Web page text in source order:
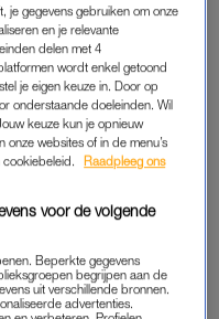
privébeelden kunnen
op een adres waar
kinderkamer in kon
van een wifi-/IP-camera.
moet je meestal
je gegevens gebruiken om onze
en je relevante
delen met 4
wordt enkel getoond
je eigen keuze in. Door op
onderstaande doeleinden. Wil
keuze kun je opnieuw
onze websites of in de menu’s
cookiebeleid.
Raadpleeg ons
voor de volgende
Beperkte gegevens
begrijpen aan de
uit verschillende bronnen.
advertenties.